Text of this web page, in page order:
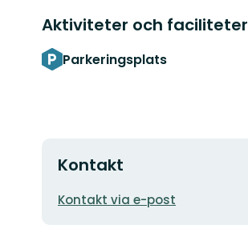
Aktiviteter och faciliteter
Parkeringsplats
Kontakt
E-
Kontakt via e-post